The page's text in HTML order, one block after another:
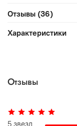
Отзывы (36)
Характеристики
Отзывы
5 звезд